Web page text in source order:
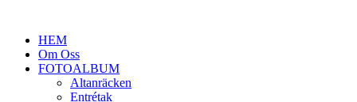
HEM
Om Oss
FOTOALBUM
Altanräcken
Entrétak